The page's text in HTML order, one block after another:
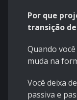
Por que
transição
Quando
muda na
Você deixa
passiva e